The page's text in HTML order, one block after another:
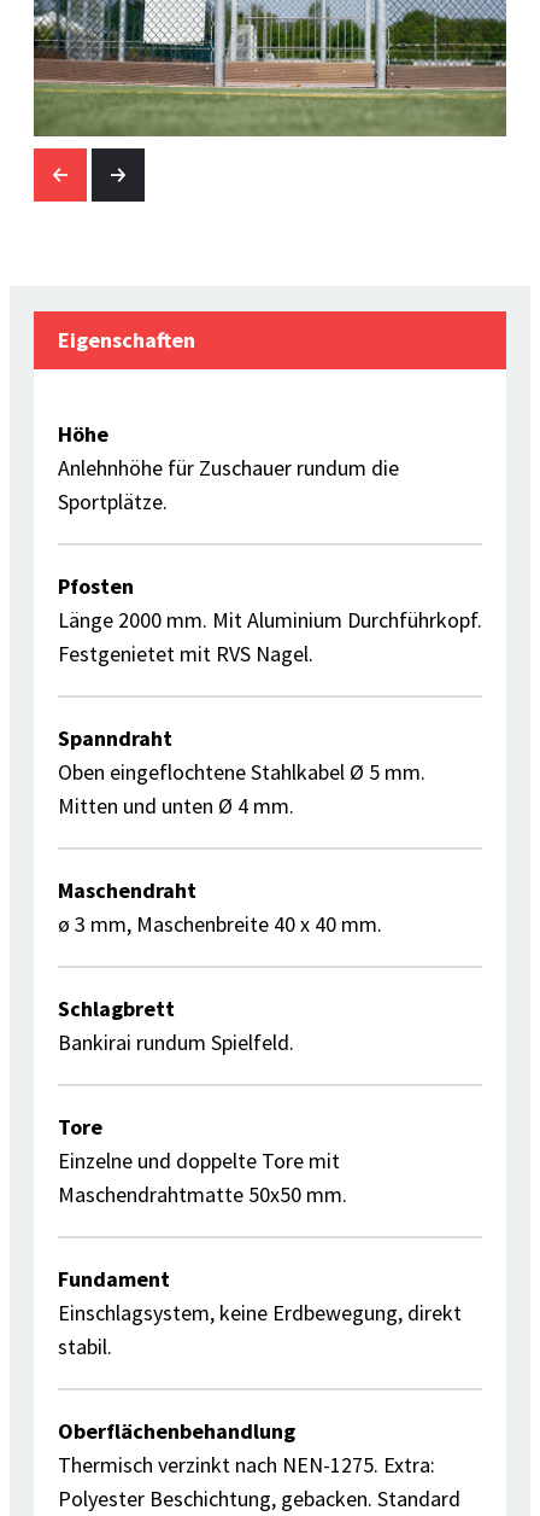
Eigenschaften
Höhe
Anlehnhöhe für Zuschauer rundum die
Sportplätze.
Pfosten
Länge 2000 mm. Mit Aluminium Durchführkopf.
Festgenietet mit RVS Nagel.
Spanndraht
Oben eingeflochtene Stahlkabel Ø 5 mm.
Mitten und unten Ø 4 mm.
Maschendraht
ø 3 mm, Maschenbreite 40 x 40 mm.
Schlagbrett
Bankirai rundum Spielfeld.
Tore
Einzelne und doppelte Tore mit
Maschendrahtmatte 50x50 mm.
Fundament
Einschlagsystem, keine Erdbewegung, direkt
stabil.
Oberflächenbehandlung
Thermisch verzinkt nach NEN-1275. Extra:
Polyester Beschichtung, gebacken. Standard